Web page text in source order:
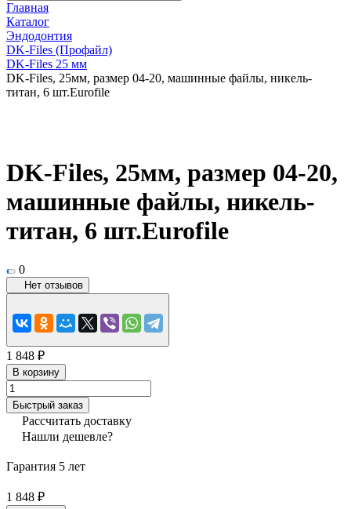
Главная
Каталог
Эндодонтия
DK-Files (Профайл)
DK-Files 25 мм
DK-Files, 25мм, размер 04-20, машинные файлы, никель-
титан, 6 шт.Eurofile
DK-Files, 25мм, размер 04-20,
машинные файлы, никель-
титан, 6 шт.Eurofile
0
Нет отзывов
1 848 ₽
В корзину
Быстрый заказ
Рассчитать доставку
Нашли дешевле?
Гарантия 5 лет
1 848 ₽